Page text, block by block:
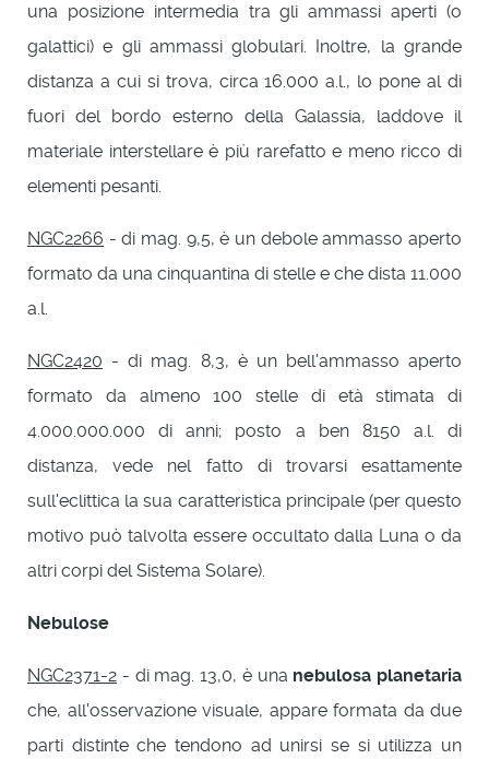
una posizione intermedia tra gli ammassi aperti (o
galattici) e gli ammassi globulari. Inoltre, la grande
distanza a cui si trova, circa 16.000 a.l., lo pone al di
fuori del bordo esterno della Galassia, laddove il
materiale interstellare è più rarefatto e meno ricco di
elementi pesanti.
NGC2266 - di mag. 9,5, è un debole ammasso aperto
formato da una cinquantina di stelle e che dista 11.000
a.l.
NGC2420 - di mag. 8,3, è un bell'ammasso aperto
formato da almeno 100 stelle di età stimata di
4.000.000.000 di anni; posto a ben 8150 a.l. di
distanza, vede nel fatto di trovarsi esattamente
sull'eclittica la sua caratteristica principale (per questo
motivo può talvolta essere occultato dalla Luna o da
altri corpi del Sistema Solare).
Nebulose
NGC2371-2 - di mag. 13,0, è una nebulosa planetaria
che, all'osservazione visuale, appare formata da due
parti distinte che tendono ad unirsi se si utilizza un